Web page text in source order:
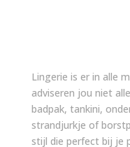
Lingerie is er in alle
adviseren jou niet
badpak, tankini,
strandjurkje of
stijl die perfect bij je